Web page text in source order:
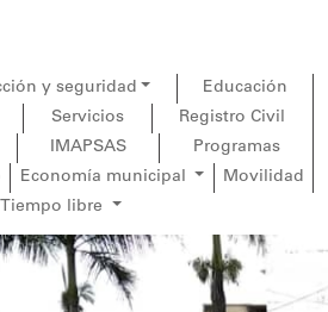
y seguridad
Educación
Servicios
Registro Civil
IMAPSAS
Programas
Economía municipal
Movilidad
Tiempo libre